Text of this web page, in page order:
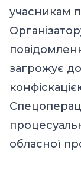
учасникам
загрожує до
обласної